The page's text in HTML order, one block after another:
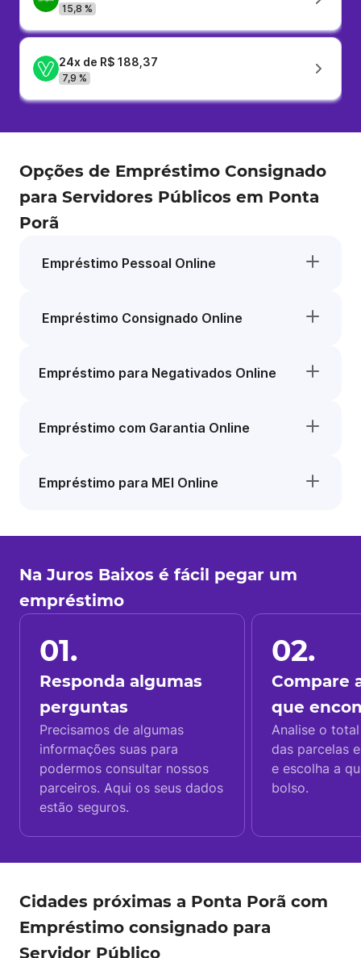
15,8 %
24x de R$ 188,37
7,9 %
Opções de Empréstimo Consignado
para Servidores Públicos em Ponta
Porã
Empréstimo Pessoal Online
Empréstimo Consignado Online
Empréstimo para Negativados Online
Empréstimo com Garantia Online
Empréstimo para MEI Online
Na Juros Baixos é fácil pegar um
empréstimo
01.
Responda algumas
perguntas
Precisamos de algumas
informações suas para
podermos consultar nossos
parceiros. Aqui os seus dados
estão seguros.
02.
Compare
que
Analise o
das parcelas
e escolha a
bolso.
Cidades próximas a Ponta Porã com
Empréstimo consignado para
Servidor Público